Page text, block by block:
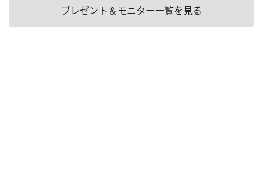
プレゼント＆モニター一覧を見る